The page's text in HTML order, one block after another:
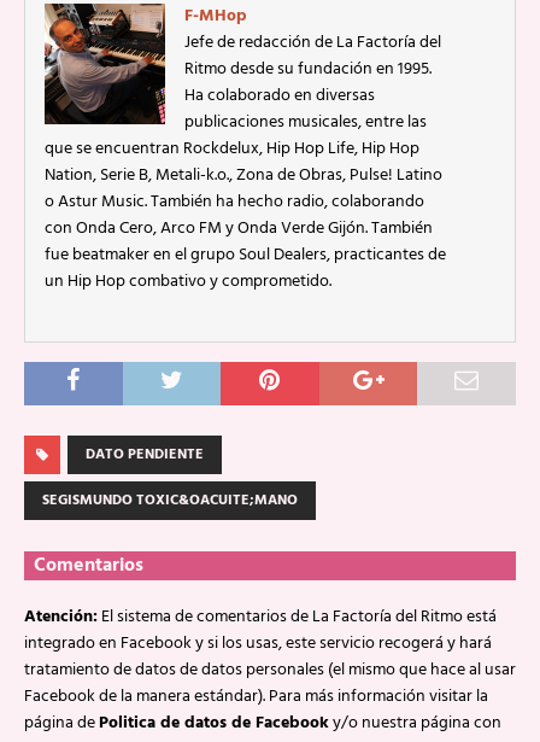
F-MHop
Jefe de redacción de La Factoría del
Ritmo desde su fundación en 1995.
Ha colaborado en diversas
publicaciones musicales, entre las
que se encuentran Rockdelux, Hip Hop Life, Hip Hop
Nation, Serie B, Metali-k.o., Zona de Obras, Pulse! Latino
o Astur Music. También ha hecho radio, colaborando
con Onda Cero, Arco FM y Onda Verde Gijón. También
fue beatmaker en el grupo Soul Dealers, practicantes de
un Hip Hop combativo y comprometido.
DATO PENDIENTE
SEGISMUNDO TOXIC&OACUITE;MANO
Comentarios
Atención:El sistema de comentarios de La Factoría del Ritmo está
integrado en Facebook y si los usas, este servicio recogerá y hará
tratamiento de datos de datos personales (el mismo que hace al usar
Facebook de la manera estándar). Para más información visitar la
página dePolitica de datos de Facebooky/o nuestra página con